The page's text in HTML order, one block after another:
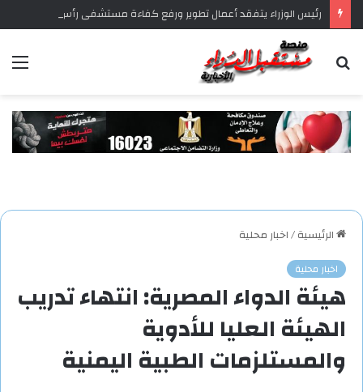
بحث
الرئيسية/اخبار محلية
اخبار محلية
هيئة الدواء المصرية: انتهاء تدريب
الهيئة العليا للأدوية
والمستلزمات الطبية اليمنية